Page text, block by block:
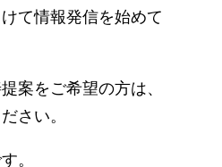
て情報発信を始めて
案をご希望の方は、
さい。
。